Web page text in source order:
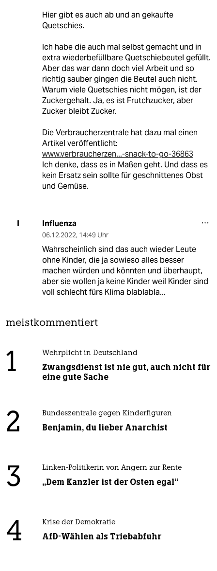
Hier gibt es auch ab und an gekaufte
Quetschies.
Ich habe die auch mal selbst gemacht und in
extra wiederbefüllbare Quetschiebeutel gefüllt.
Aber das war dann doch viel Arbeit und so
richtig sauber gingen die Beutel auch nicht.
Warum viele Quetschies nicht mögen, ist der
Zuckergehalt. Ja, es ist Frutchzucker, aber
Zucker bleibt Zucker.
Die Verbraucherzentrale hat dazu mal einen
Artikel veröffentlicht:
www.verbraucherzen...-snack-to-go-36863
Ich denke, dass es in Maßen geht. Und dass es
kein Ersatz sein sollte für geschnittenes Obst
und Gemüse.
I Influenza
06.12.2022, 14:49 Uhr
Wahrscheinlich sind das auch wieder Leute
ohne Kinder, die ja sowieso alles besser
machen würden und könnten und überhaupt,
aber sie wollen ja keine Kinder weil Kinder sind
voll schlecht fürs Klima blablabla...
meistkommentiert
1 Wehrplicht in Deutschland
Zwangsdienst ist nie gut, auch nicht für
eine gute Sache
2 Bundeszentrale gegen Kinderfiguren
Benjamin, du lieber Anarchist
3 Linken-Politikerin von Angern zur Rente
„Dem Kanzler ist der Osten egal“
4 Krise der Demokratie
AfD-Wählen als Triebabfuhr